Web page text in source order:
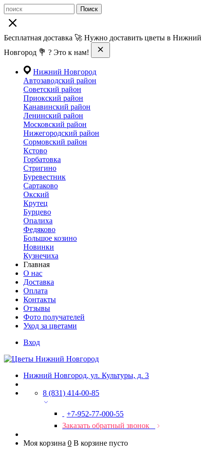
Поиск
Бесплатная доставка 🚀 Нужно доставить цветы в Нижний
Новгород 💐 ? Это к нам!
Нижний Новгород
Автозаводский район
Советский район
Приокский район
Канавинский район
Ленинский район
Московский район
Нижегородский район
Сормовский район
Кстово
Горбатовка
Стригино
Буревестник
Сартаково
Окский
Крутец
Бурцево
Опалиха
Федяково
Большое козино
Новинки
Кузнечиха
Главная
О нас
Доставка
Оплата
Контакты
Отзывы
Фото получателей
Уход за цветами
Вход
Нижний Новгород, ул. Культуры, д. 3
8 (831) 414-00-85
+7-952-77-000-55
Заказать обратный звонок
Моя корзина 0 В корзине пусто